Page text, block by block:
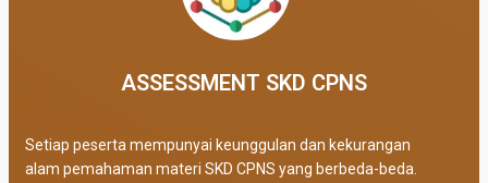
ASSESSMENT SKD CPNS
Setiap peserta mempunyai keunggulan dan kekurangan
alam pemahaman materi SKD CPNS yang berbeda-beda.